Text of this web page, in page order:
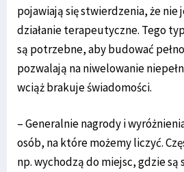
pojawiają się stwierdzenia, że nie
działanie terapeutyczne. Tego
są potrzebne, aby budować
pozwalają na niwelowanie
wciąż brakuje świadomości.
– Generalnie nagrody i
osób, na które możemy liczyć.
np. wychodzą do miejsc, gdzie są